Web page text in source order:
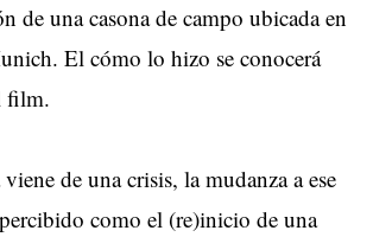
de una casona de campo ubicada en
El cómo lo hizo se conocerá
film.
de una crisis, la mudanza a ese
como el (re)inicio de una